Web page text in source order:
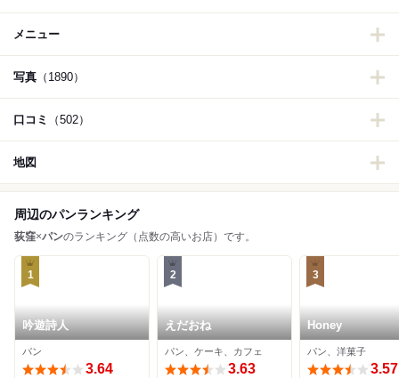
メニュー
写真 （1890）
口コミ （502）
地図
周辺のパンランキング
荻窪×パンのランキング（点数の高いお店）です。
1
吟遊詩人
パン
3.64
2
えだおね
パン、ケーキ、カフェ
3.63
3
Honey
パン、洋菓子
3.57